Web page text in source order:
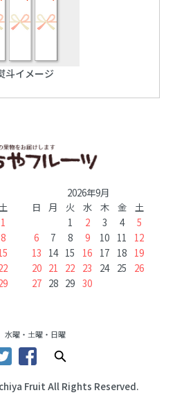
イメージ
土
1
8
2026年9月
日
月 火 水 木 金
土
1
2 3 4
5
6
7 8 9 10 11
12
13 14 15 16 17 18 19
20 21 22 23 24 25
26
27 28 29 30
曜・土曜・日曜
Fruit All Rights Reserved.